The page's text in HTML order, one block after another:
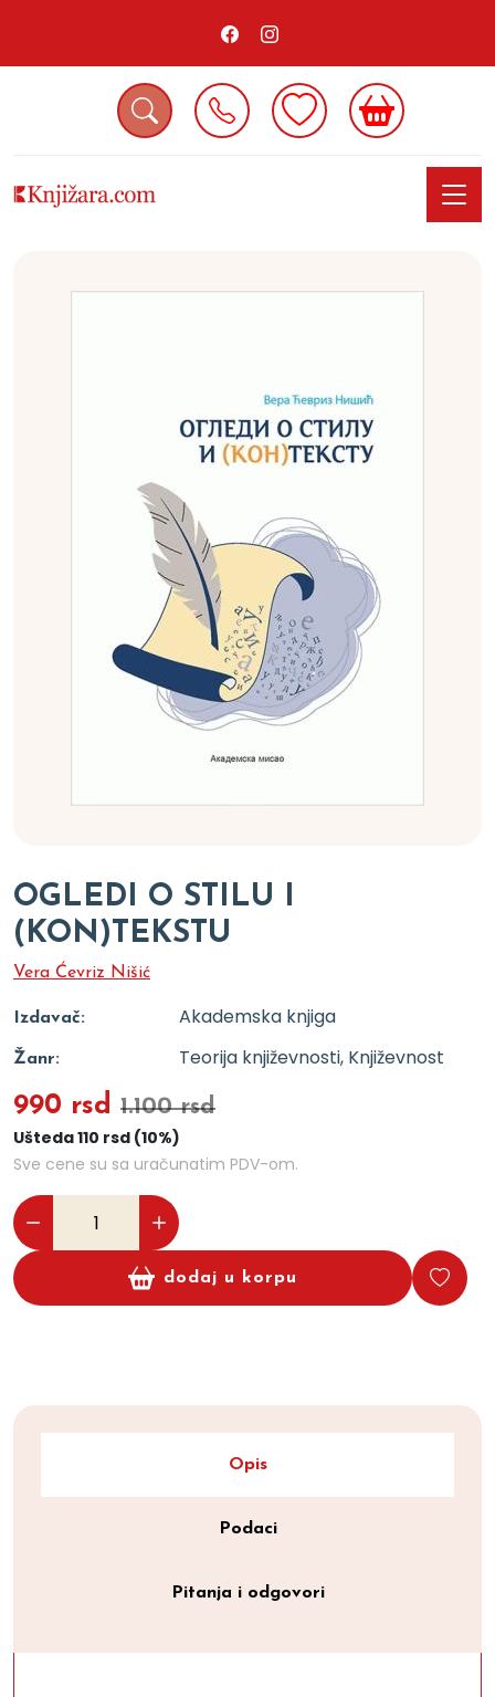
OGLEDI O STILU I
(KON)TEKSTU
Vera Ćevriz Nišić
Izdavač: Akademska knjiga
Žanr: Teorija književnosti, Književnost
990 rsd 1.100 rsd
Ušteda 110 rsd (10%)
Sve cene su sa uračunatim PDV-om.
dodaj u korpu
Opis
Podaci
Pitanja i odgovori